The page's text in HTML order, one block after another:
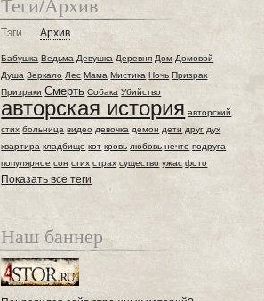
Тэги Архив
Бабушка Ведьма Девушка Деревня Дом Домовой
Душа Зеркало Лес Мама Мистика Ночь Призрак
Призраки Смерть Собака Убийство
авторская история авторский
стих больница видео девочка демон дети друг дух
квартира кладбище кот кровь любовь нечто подруга
популярное сон стих страх существо ужас фото
Показать все теги
Наш баннер